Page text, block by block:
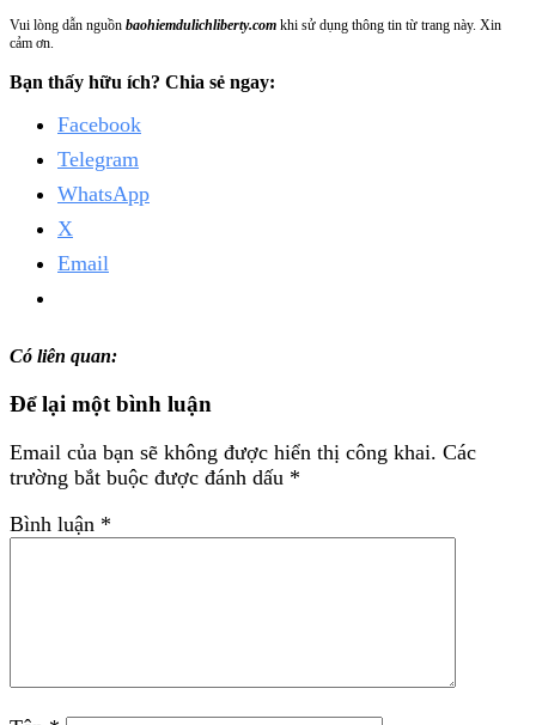
Vui lòng dẫn nguồn baohiemdulichliberty.com khi sử dụng thông tin từ trang này. Xin
cảm ơn.
Bạn thấy hữu ích? Chia sẻ ngay:
Facebook
Telegram
WhatsApp
X
Email
Có liên quan:
Để lại một bình luận
Email của bạn sẽ không được hiển thị công khai. Các
trường bắt buộc được đánh dấu *
Bình luận *